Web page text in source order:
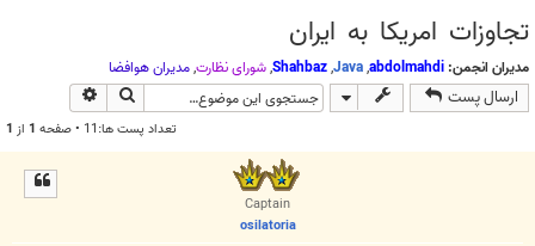
تجاوزات امريکا به ايران
مدیران انجمن: abdolmahdi
,
Java
,
Shahbaz
,شوراي نظارت,مديران هوافضا
ارسال پست جستجو
تعداد پست ها:11 • صفحه 1 از 1
Captain
osilatoria